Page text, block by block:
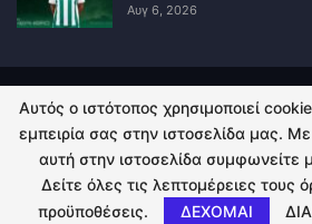
Αυγ 6, 2026
ΠΟΛΙΤΙΚΗ ΑΠΟΡΡΗΤΟΥ
© 2026 - Kingsport.gr. All
Αυτός ο ιστότοπος χρησιμοποιεί
εμπειρία σας στην ιστοσελίδα μας.
αυτή στην ιστοσελίδα συμφωνείτε
Δείτε όλες τις λεπτομέρειες τους
προϋποθέσεις.
ΔΕΧΟΜΑΙ